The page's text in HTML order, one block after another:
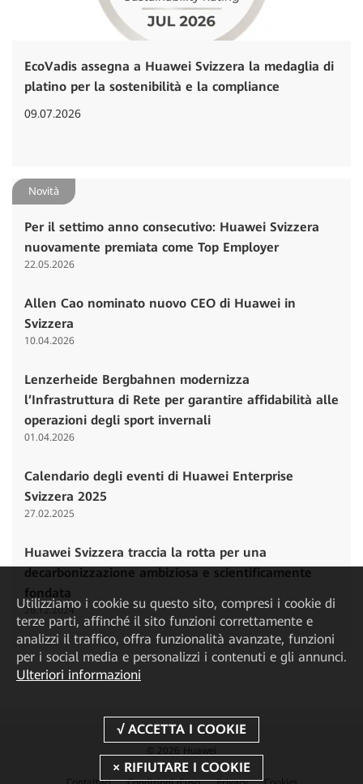
EcoVadis assegna a Huawei Svizzera la medaglia di
platino per la sostenibilità e la compliance
09.07.2026
Novità
Per il settimo anno consecutivo: Huawei Svizzera
nuovamente premiata come Top Employer
22.05.2026
Allen Cao nominato nuovo CEO di Huawei in
Svizzera
10.04.2026
Lenzerheide Bergbahnen modernizza
l’Infrastruttura di Rete per garantire affidabilità alle
operazioni degli sport invernali
01.04.2026
Calendario degli eventi di Huawei Enterprise
Svizzera 2025
27.02.2025
Huawei Svizzera traccia la rotta per una
decarbonizzazione ambiziosa e scientificamente
fondata
26.12.2024
© 2026 Huawei
Utilizziamo i cookie su questo sito, compresi i cookie di
terze parti, affinché il sito funzioni correttamente e
analizzi il traffico, offra funzionalità avanzate, funzioni
per i social media e personalizzi i contenuti e gli annunci.
Ulteriori informazioni